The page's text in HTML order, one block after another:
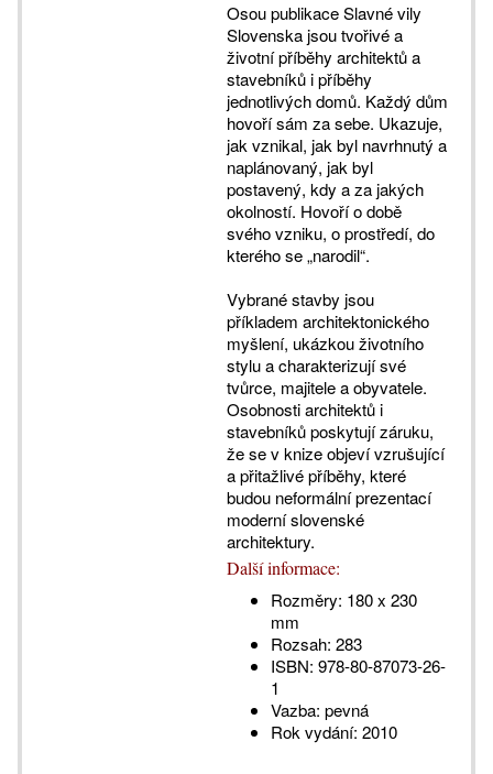
Osou publikace Slavné vily
Slovenska jsou tvořivé a
životní příběhy architektů a
stavebníků i příběhy
jednotlivých domů. Každý dům
hovoří sám za sebe. Ukazuje,
jak vznikal, jak byl navrhnutý a
naplánovaný, jak byl
postavený, kdy a za jakých
okolností. Hovoří o době
svého vzniku, o prostředí, do
kterého se „narodil“.
Vybrané stavby jsou
příkladem architektonického
myšlení, ukázkou životního
stylu a charakterizují své
tvůrce, majitele a obyvatele.
Osobnosti architektů i
stavebníků poskytují záruku,
že se v knize objeví vzrušující
a přitažlivé příběhy, které
budou neformální prezentací
moderní slovenské
architektury.
Další informace:
Rozměry: 180 x 230
mm
Rozsah: 283
ISBN: 978-80-87073-26-
1
Vazba: pevná
Rok vydání: 2010